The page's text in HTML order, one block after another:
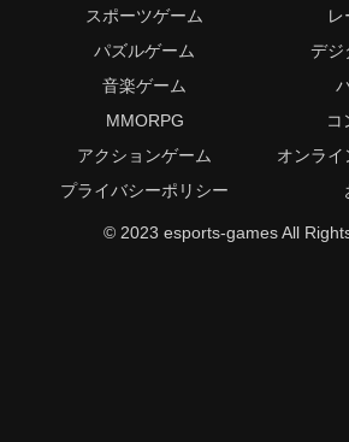
スポーツゲーム
パズルゲーム
デジ
音楽ゲーム
MMORPG
コ
アクションゲーム
オンライ
プライバシーポリシー
© 2023 esports-games All